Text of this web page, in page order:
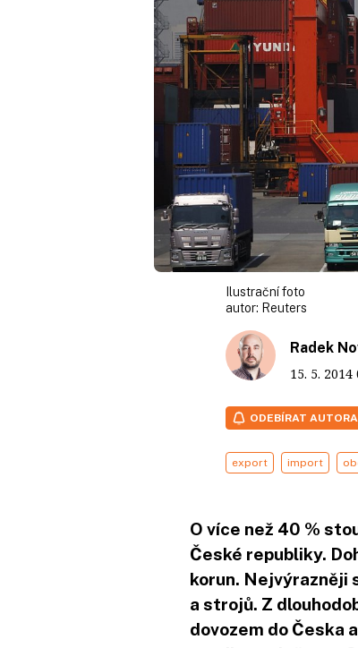
Ilustrační foto
autor: Reuters
Radek
15. 5. 2014
ODEBÍRAT AUTORA
export import
O více než 40 %
České republiky.
korun. Nejvýrazněji
a strojů. Z
dovozem do Česka